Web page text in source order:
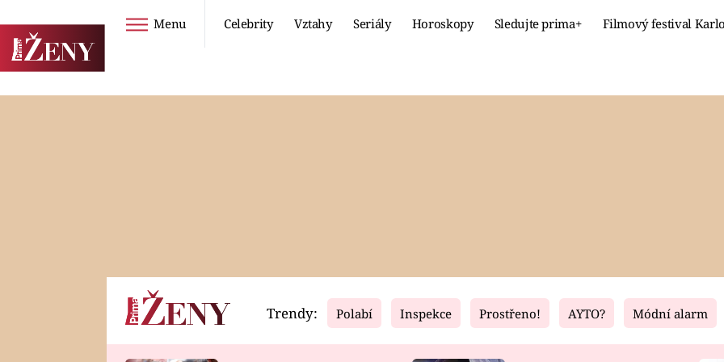
Menu Celebrity Vztahy Seriály Horoskopy Sledujte prima+ Filmový festival
Horoskopy Video Fresh Living
Trendy: Polabí Inspekce Prostřeno! AYTO? Módní alarm